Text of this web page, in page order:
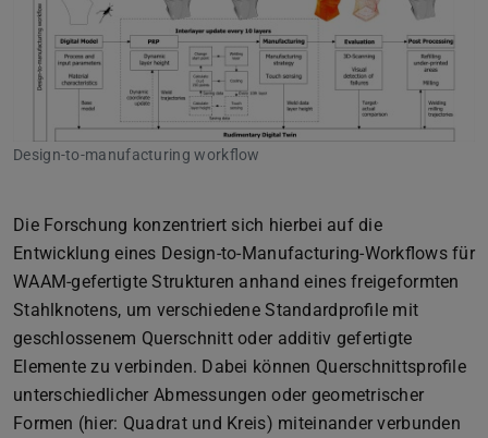
Design-to-manufacturing workflow
Die Forschung konzentriert sich hierbei auf die
Entwicklung eines Design-to-Manufacturing-Workflows für
WAAM-gefertigte Strukturen anhand eines freigeformten
Stahlknotens, um verschiedene Standardprofile mit
geschlossenem Querschnitt oder additiv gefertigte
Elemente zu verbinden. Dabei können Querschnittsprofile
unterschiedlicher Abmessungen oder geometrischer
Formen (hier: Quadrat und Kreis) miteinander verbunden